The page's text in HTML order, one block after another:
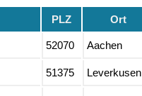
PLZ Ort
52070 Aachen
51375 Leverkusen